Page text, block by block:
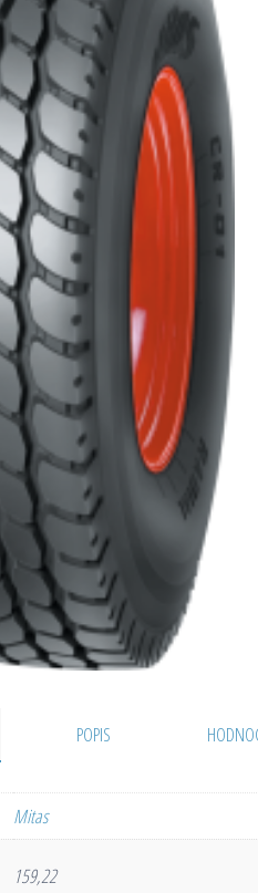
POPIS
Mitas
159,22